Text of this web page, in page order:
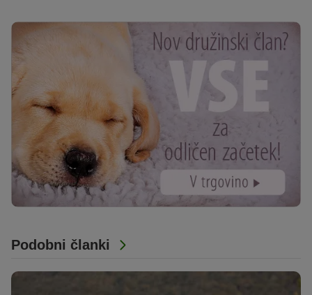
Podobni članki